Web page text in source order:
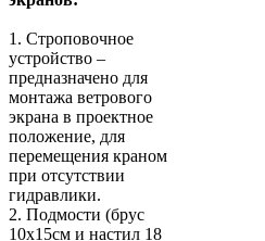
1. Строповочное
устройство –
предназначено для
монтажа ветрового
экрана в проектное
положение, для
перемещения краном
при отсутствии
гидравлики.
2. Подмости (брус
10х15см и настил 18